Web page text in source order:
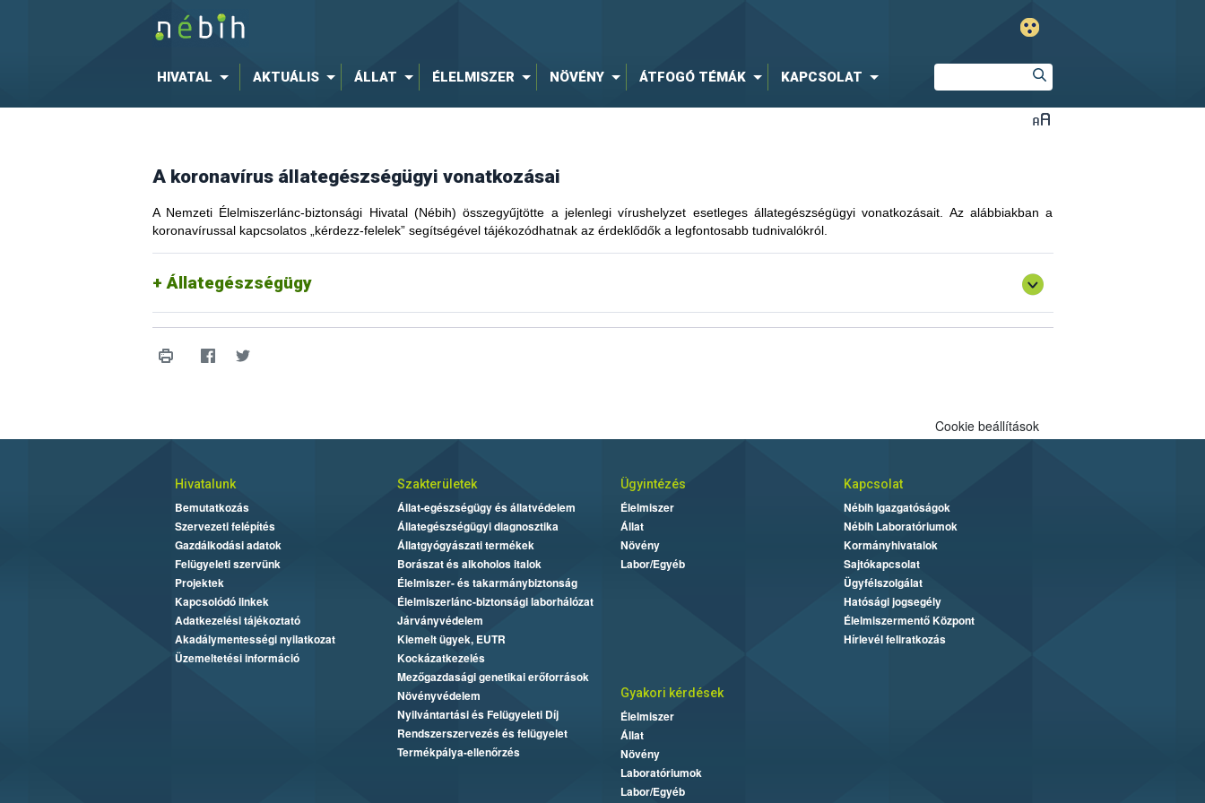
HIVATAL AKTUÁLIS ÁLLAT ÉLELMISZER NÖVÉNY ÁTFOGÓ TÉMÁK KAPCSOLAT
A koronavírus állategészségügyi vonatkozásai
A Nemzeti Élelmiszerlánc-biztonsági Hivatal (Nébih) összegyűjtötte a jelenlegi vírushelyzet esetleges állategészségügyi vonatkozásait. Az alábbiakban a
koronavírussal kapcsolatos „kérdezz-felelek” segítségével tájékozódhatnak az érdeklődők a legfontosabb tudnivalókról.
Állategészségügy
Cookie beállítások
Hivatalunk
Bemutatkozás
Szervezeti felépítés
Gazdálkodási adatok
Felügyeleti szervünk
Projektek
Kapcsolódó linkek
Adatkezelési tájékoztató
Akadálymentességi nyilatkozat
Üzemeltetési információ
Szakterületek
Állat-egészségügy és állatvédelem
Állategészségügyi diagnosztika
Állatgyógyászati termékek
Borászat és alkoholos italok
Élelmiszer- és takarmánybiztonság
Élelmiszerlánc-biztonsági laborhálózat
Járványvédelem
Kiemelt ügyek, EUTR
Kockázatkezelés
Mezőgazdasági genetikai erőforrások
Növényvédelem
Nyilvántartási és Felügyeleti Díj
Rendszerszervezés és felügyelet
Termékpálya-ellenőrzés
Ügyintézés
Élelmiszer
Állat
Növény
Labor/Egyéb
Kapcsolat
Nébih Igazgatóságok
Nébih Laboratóriumok
Kormányhivatalok
Sajtókapcsolat
Ügyfélszolgálat
Hatósági jogsegély
Élelmiszermentő Központ
Hírlevél feliratkozás
Gyakori kérdések
Élelmiszer
Állat
Növény
Laboratóriumok
Labor/Egyéb